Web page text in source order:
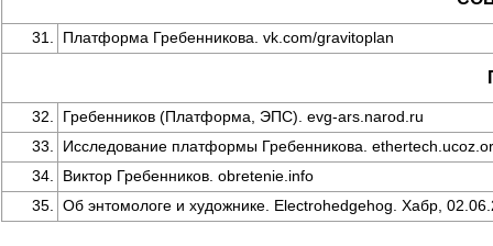
31. Платформа Гребенникова. vk.com/gravitoplan
32.
Гребенников (Платформа, ЭПС). evg-ars.narod.ru
33.
Исследование платформы Гребенникова.
34.
Виктор Гребенников. obretenie.info
35.
Об энтомологе и художнике. Electrohedgehog. Хабр,